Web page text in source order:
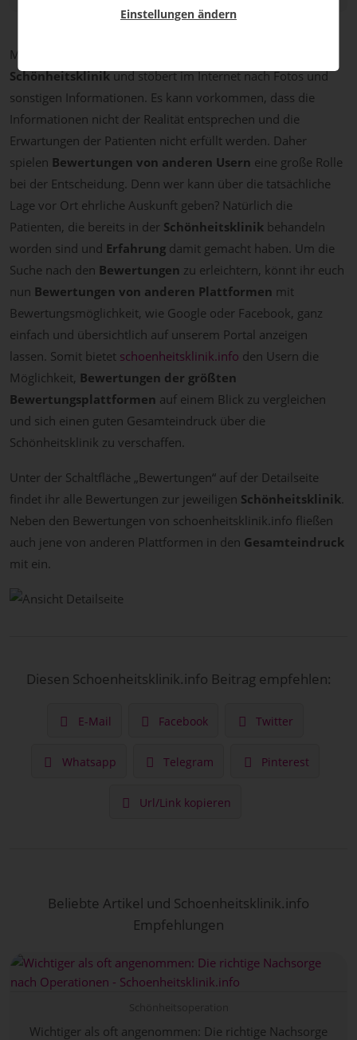
Man ist auf der Suche nach einer
Schönheitsklinikund stöbert im Internet nach Fotos und
sonstigen Informationen. Es kann vorkommen, dass die
Informationen nicht der Realität entsprechen und die
Erwartungen der Patienten nicht erfüllt werden. Daher
spielen Bewertungen von anderen Usern eine große Rolle
bei der Entscheidung. Denn wer kann über die tatsächliche
Lage vor Ort ehrliche Auskunft geben? Natürlich die
Patienten, die bereits in der Schönheitsklinik behandeln
worden sind und Erfahrung damit gemacht haben. Um die
Suche nach den Bewertungen zu erleichtern, könnt ihr euch
nun Bewertungen von anderen Plattformen mit
Bewertungsmöglichkeit, wie Google oder Facebook, ganz
einfach und übersichtlich auf unserem Portal anzeigen
lassen. Somit bietet schoenheitsklinik.info den Usern die
Möglichkeit, Bewertungen der größten
Bewertungsplattformen auf einem Blick zu vergleichen
und sich einen guten Gesamteindruck über die
Schönheitsklinik zu verschaffen.
Unter der Schaltfläche „Bewertungen“ auf der Detailseite
findet ihr alle Bewertungen zur jeweiligen Schönheitsklinik.
Neben den Bewertungen von schoenheitsklinik.info fließen
auch jene von anderen Plattformen in den Gesamteindruck
mit ein.
Diesen Schoenheitsklinik.info Beitrag empfehlen:
E-Mail Facebook Twitter
Whatsapp Telegram Pinterest
Url/Link kopieren
Beliebte Artikel und Schoenheitsklinik.info
Empfehlungen
Wichtiger als oft angenommen: Die richtige Nachsorge
Einstellungen ändern